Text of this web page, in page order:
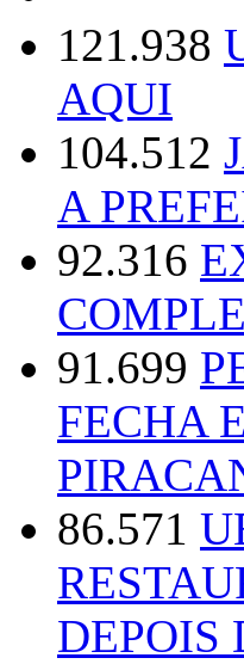
121.938
AQUI
104.512
A
92.316
91.699
FECHA
86.571
DEPOIS